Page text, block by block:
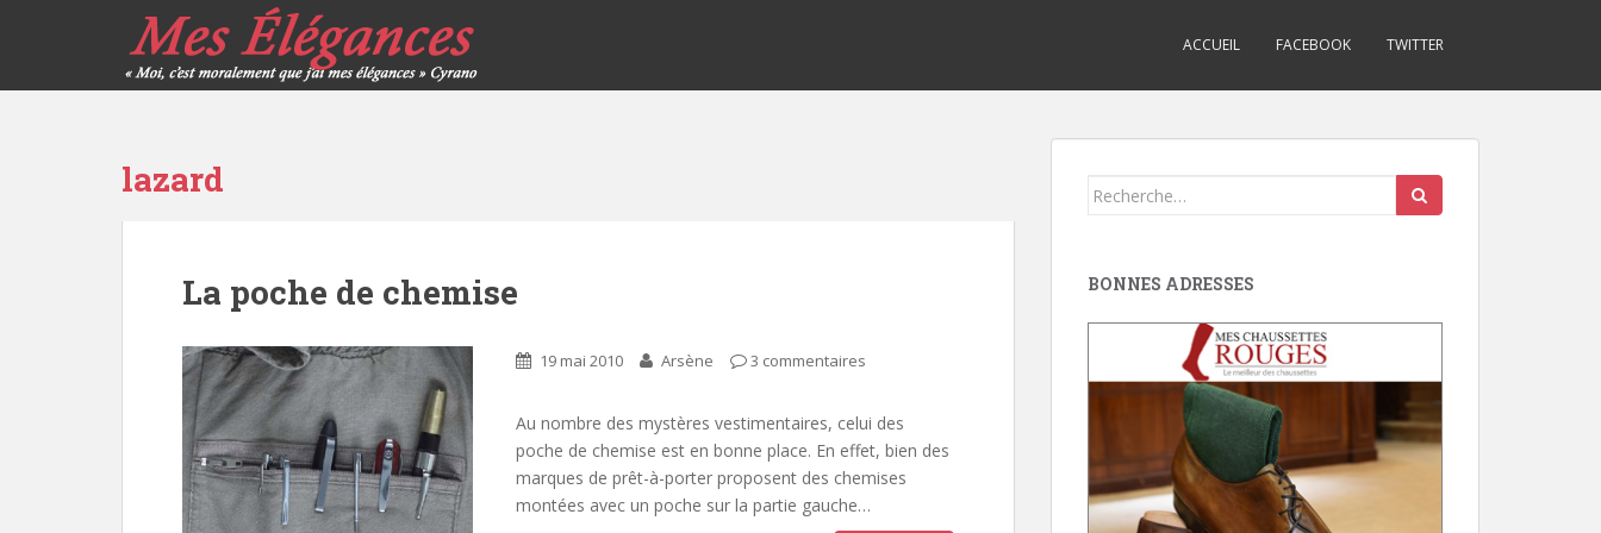
ACCUEIL FACEBOOK TWITTER
lazard
La poche de chemise
19 mai 2010 Arsène 3 commentaires
Au nombre des mystères vestimentaires, celui des
poche de chemise est en bonne place. En effet, bien des
marques de prêt-à-porter proposent des chemises
montées avec un poche sur la partie gauche…
Search
BONNES ADRESSES